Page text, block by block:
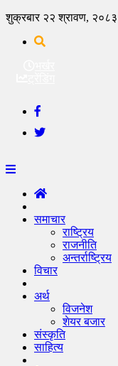
शुक्रबार २२ श्रावण,
समाचार
राष्ट्रिय
राजनीति
अन्तर्राष्ट्रिय
विचार
अर्थ
विजनेश
शेयर बजार
संस्कृति
साहित्य